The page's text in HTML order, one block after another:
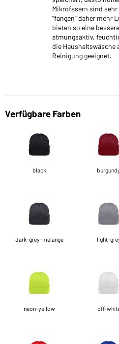
Mikrofasern sind sehr
"fangen" daher mehr
bieten so eine
atmungsaktiv,
die Haushaltswäsche
Reinigung geeignet.
Verfügbare Farben
black
dark-grey-melange light-
neon-yellow off-